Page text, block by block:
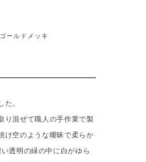
ールドメッキ
。
り混ぜて職人の手作業で製
け空のような曖昧で柔らか
透明の緑の中に白がゆら